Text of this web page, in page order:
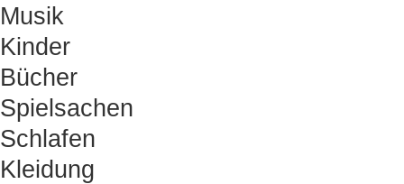
Musik
Kinder
Bücher
Spielsachen
Schlafen
Kleidung